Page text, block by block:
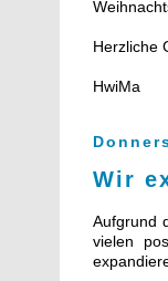
Herzliche
HwiMa
Wir
Aufgrund
vielen